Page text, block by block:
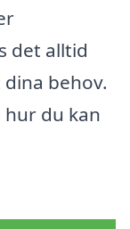
det alltid
behov.
du kan